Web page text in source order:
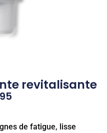
revitalisante
de fatigue, lisse